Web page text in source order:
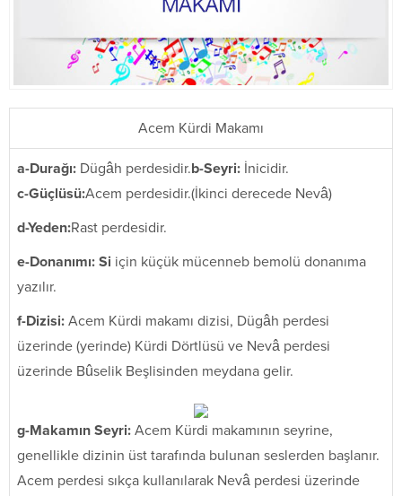
Acem Kürdi Makamı
a-Durağı: Dügâh perdesidir.b-Seyri: İnicidir.
c-Güçlüsü:Acem perdesidir.(İkinci derecede Nevâ)
d-Yeden:Rast perdesidir.
e-Donanımı: Si için küçük mücenneb bemolü donanıma
yazılır.
f-Dizisi: Acem Kürdi makamı dizisi, Dügâh perdesi
üzerinde (yerinde) Kürdi Dörtlüsü ve Nevâ perdesi
üzerinde Bûselik Beşlisinden meydana gelir.
g-Makamın Seyri: Acem Kürdi makamının seyrine,
genellikle dizinin üst tarafında bulunan seslerden başlanır.
Acem perdesi sıkça kullanılarak Nevâ perdesi üzerinde